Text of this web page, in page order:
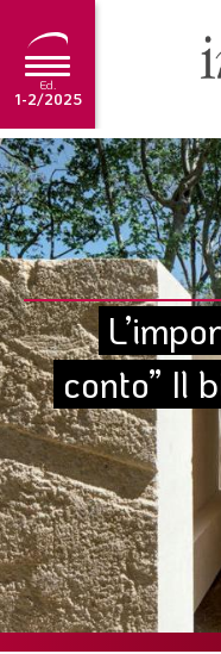
Ed.
1-2/2025
NEWS
EDITORIALE
TUTORIAL
SCADENZARIO
ARCHIVIO
Ultima
1-2/2025
SOMMARIO
EDITORIALE
PREVIDENZA
conto” Il